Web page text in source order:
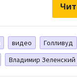
видео Голливуд
Владимир Зеленский